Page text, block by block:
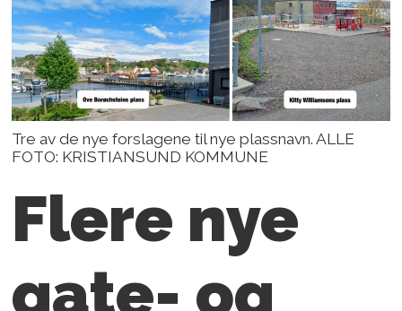
Tre av de nye forslagene til nye plassnavn. ALLE
FOTO: KRISTIANSUND KOMMUNE
Flere nye
gate- og